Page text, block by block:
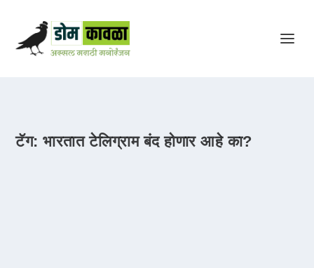
टॅग:भारतात टेलिग्राम बंद होणार आहे का?